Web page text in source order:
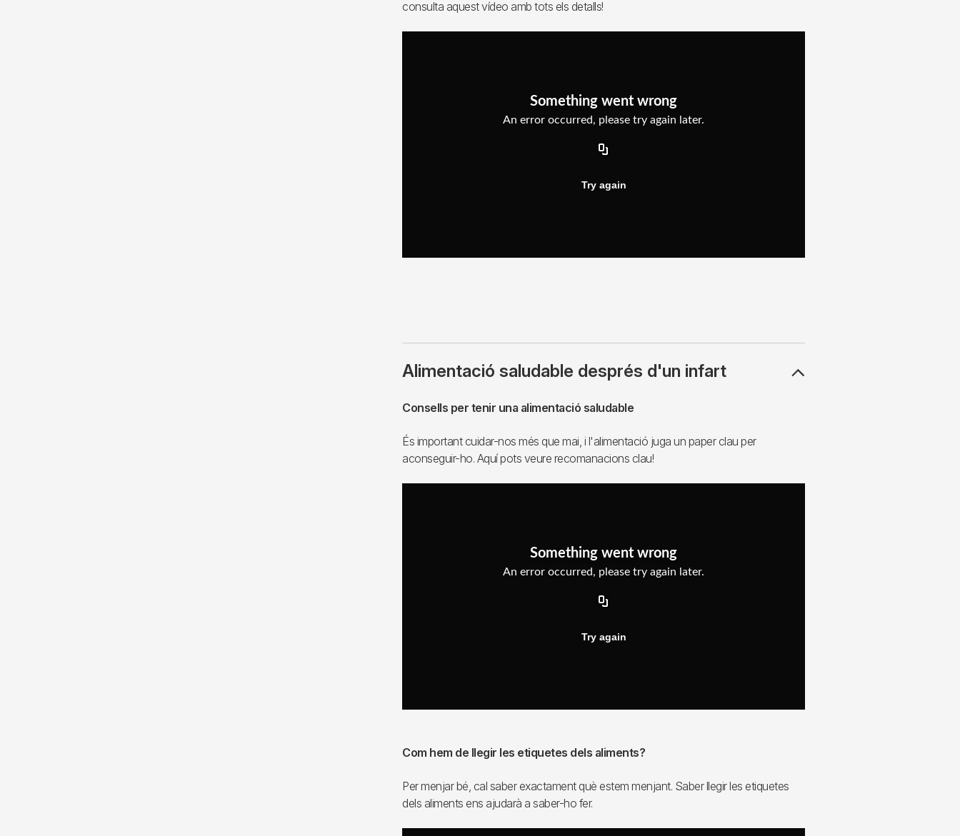
consulta aquest vídeo amb tots els detalls!
Alimentació saludable després d'un infart
Consells per tenir una alimentació saludable
És important cuidar-nos més que mai, i l'alimentació juga un paper clau per
aconseguir-ho. Aquí pots veure recomanacions clau!
Com hem de llegir les etiquetes dels aliments?
Per menjar bé, cal saber exactament què estem menjant. Saber llegir les etiquetes
dels aliments ens ajudarà a saber-ho fer.